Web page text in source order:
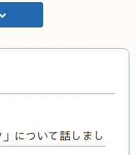
について話しまし